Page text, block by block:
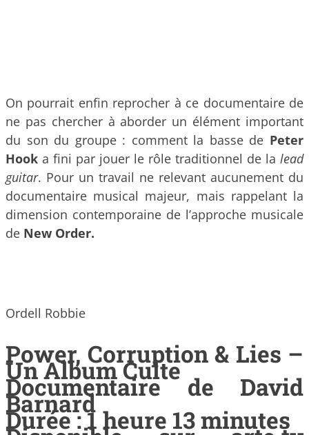
On pourrait enfin reprocher à ce documentaire de
ne pas chercher à aborder un élément important
du son du groupe : comment la basse de Peter
Hook a fini par jouer le rôle traditionnel de la lead
guitar. Pour un travail ne relevant aucunement du
documentaire musical majeur, mais rappelant la
dimension contemporaine de l’approche musicale
de New Order.
Ordell Robbie
Power, Corruption & Lies –
Un Album Culte
Documentaire de David
Barnard
Durée : 1 heure 13 minutes